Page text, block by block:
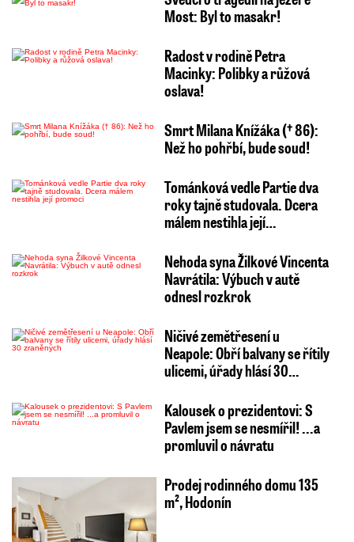
Most: Byl to masakr!
Radost v rodině Petra
Macinky: Polibky a růžová
oslava!
Smrt Milana Knížáka († 86):
Než ho pohřbí, bude soud!
Tománková vedle Partie dva
roky tajně studovala. Dcera
málem nestihla její…
Nehoda syna Žilkové Vincenta
Navrátila: Výbuch v autě
odnesl rozkrok
Ničivé zemětřesení u
Neapole: Obří balvany se řítily
ulicemi, úřady hlásí 30…
Kalousek o prezidentovi: S
Pavlem jsem se nesmířil! ...a
promluvil o návratu
Prodej rodinného domu 135
m², Hodonín